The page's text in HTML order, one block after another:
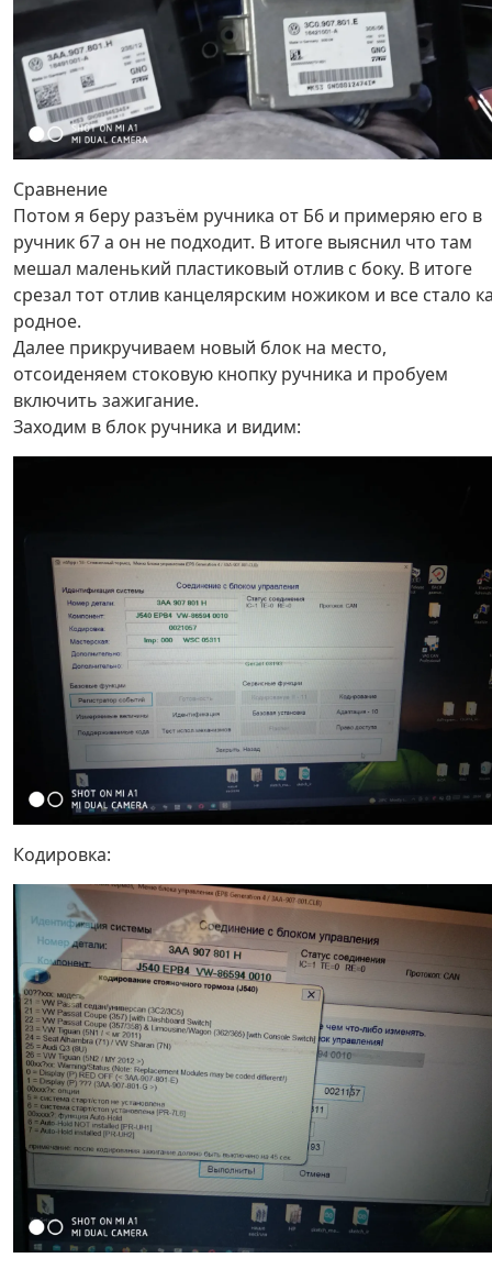
Сравнение
Потом я беру разъём ручника от Б6 и примеряю его в
ручник б7 а он не подходит. В итоге выяснил что там
мешал маленький пластиковый отлив с боку. В итоге
срезал тот отлив канцелярским ножиком и все стало
родное.
Далее прикручиваем новый блок на место,
отсоиденяем стоковую кнопку ручника и пробуем
включить зажигание.
Заходим в блок ручника и видим:
Кодировка: